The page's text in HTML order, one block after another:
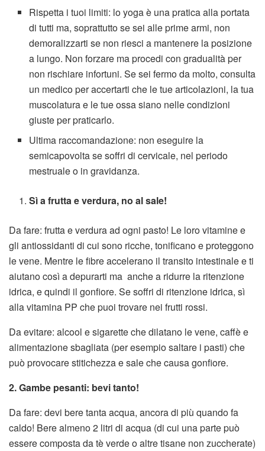
Rispetta i tuoi limiti: lo yoga è una pratica alla portata
di tutti ma, soprattutto se sei alle prime armi, non
demoralizzarti se non riesci a mantenere la posizione
a lungo. Non forzare ma procedi con gradualità per
non rischiare infortuni. Se sei fermo da molto, consulta
un medico per accertarti che le tue articolazioni, la tua
muscolatura e le tue ossa siano nelle condizioni
giuste per praticarlo.
Ultima raccomandazione: non eseguire la
semicapovolta se soffri di cervicale, nel periodo
mestruale o in gravidanza.
Sì a frutta e verdura, no al sale!
Da fare: frutta e verdura ad ogni pasto! Le loro vitamine e
gli antiossidanti di cui sono ricche, tonificano e proteggono
le vene. Mentre le fibre accelerano il transito intestinale e ti
aiutano così a depurarti ma anche a ridurre la ritenzione
idrica, e quindi il gonfiore. Se soffri di ritenzione idrica, sì
alla vitamina PP che puoi trovare nei frutti rossi.
Da evitare: alcool e sigarette che dilatano le vene, caffè e
alimentazione sbagliata (per esempio saltare i pasti) che
può provocare stitichezza e sale che causa gonfiore.
2. Gambe pesanti: bevi tanto!
Da fare: devi bere tanta acqua, ancora di più quando fa
caldo! Bere almeno 2 litri di acqua (di cui una parte può
essere composta da tè verde o altre tisane non zuccherate)